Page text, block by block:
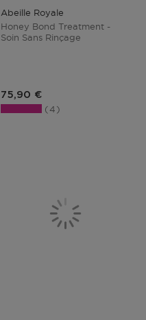
Abeille Royale
Honey Bond Treatment -
Soin Sans Rinçage
Prix du produit
75,90 €
4